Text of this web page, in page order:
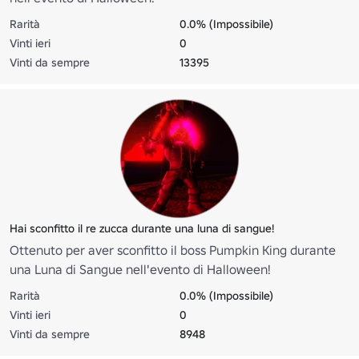
Rarità
0.0% (Impossibile)
Vinti ieri
0
Vinti da sempre
13395
Hai sconfitto il re zucca durante una luna di sangue!
Ottenuto per aver sconfitto il boss Pumpkin King durante
una Luna di Sangue nell'evento di Halloween!
Rarità
0.0% (Impossibile)
Vinti ieri
0
Vinti da sempre
8948